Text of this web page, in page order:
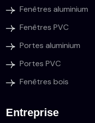
Fenêtres aluminium
Fenêtres PVC
Portes aluminium
Portes PVC
Fenêtres bois
Entreprise